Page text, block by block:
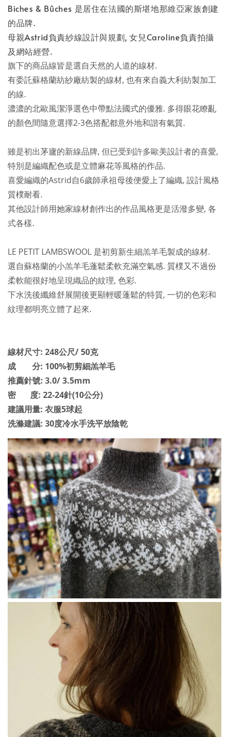
Biches & Bûches 是居住在法國的斯堪地那維亞家族創建
的品牌.
母親Astrid負責紗線設計與規劃, 女兒Caroline負責拍攝
及網站經營.
旗下的商品線皆是選自天然的人道的線材.
有委託蘇格蘭紡紗廠紡製的線材, 也有來自義大利紡製加工
的線.
濃濃的北歐風潔淨選色中帶點法國式的優雅. 多得眼花瞭亂
的顏色間隨意選擇2-3色搭配都意外地和諧有氣質.
雖是初出茅廬的新線品牌, 但已受到許多歐美設計者的喜愛,
特別是編織配色或是立體麻花等風格的作品.
喜愛編織的Astrid自6歲師承祖母後便愛上了編織, 設計風格
質樸耐看.
其他設計師用她家線材創作出的作品風格更是活潑多變, 各
式各樣.
LE PETIT LAMBSWOOL 是初剪新生細羔羊毛製成的線材.
選自蘇格蘭的小羔羊毛蓬鬆柔軟充滿空氣感. 質樸又不過份
柔軟能很好地呈現織品的紋理, 色彩.
下水洗後纖維舒展開後更顯輕暖蓬鬆的特質, 一切的色彩和
紋理都明亮立體了起來.
線材尺寸: 248公尺/ 50克
成 分: 100%初剪細羔羊毛
推薦針號: 3.0/ 3.5mm
密 度: 22-24針(10公分)
建議用量: 衣服5球起
洗滌建議: 30度冷水手洗平放陰乾